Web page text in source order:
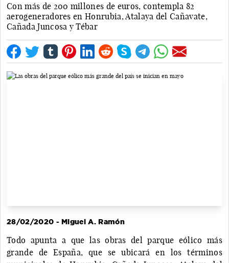
Con más de 200 millones de euros, contempla 82
aerogeneradores en Honrubia, Atalaya del Cañavate,
Cañada Juncosa y Tébar
28/02/2020 - Miguel A. Ramón
Todo apunta a que las obras del parque eólico más
grande de España, que se ubicará en los términos